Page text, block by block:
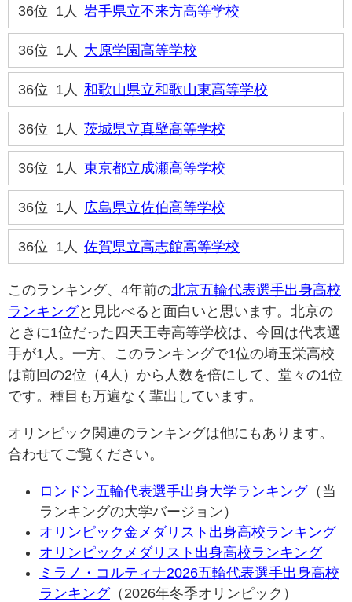
36位 1人 岩手県立不来方高等学校
36位 1人 大原学園高等学校
36位 1人 和歌山県立和歌山東高等学校
36位 1人 茨城県立真壁高等学校
36位 1人 東京都立成瀬高等学校
36位 1人 広島県立佐伯高等学校
36位 1人 佐賀県立高志館高等学校
このランキング、4年前の北京五輪代表選手出身高校
ランキングと見比べると面白いと思います。北京の
ときに1位だった四天王寺高等学校は、今回は代表選
手が1人。一方、このランキングで1位の埼玉栄高校
は前回の2位（4人）から人数を倍にして、堂々の1位
です。種目も万遍なく輩出しています。
オリンピック関連のランキングは他にもあります。
合わせてご覧ください。
ロンドン五輪代表選手出身大学ランキング（当
ランキングの大学バージョン）
オリンピック金メダリスト出身高校ランキング
オリンピックメダリスト出身高校ランキング
ミラノ・コルティナ2026五輪代表選手出身高校
ランキング（2026年冬季オリンピック）